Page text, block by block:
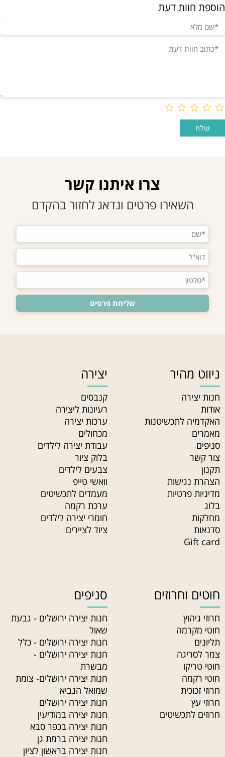
הוספת חוות דעת
צרו איתנו קשר
השאירו פרטים ונדאג לחזור בהקדם
ניווט מהיר
חנות יצירה
אודות
האקדמיה לתכשיטנות
מאמרים
סניפים
צור קשר
תקנון
הצהרת נגישות
מדיניות פרטיות
בלוג
מחלקות
סדנאות
Gift card
יצירה
קנבסים
רעיונות ליצירה
ערכות יצירה
מכחולים
עבודת יצירה לילדים
בלוק ציור
צבעים לילדים
וואשי טייפ
מעמדים לתכשיטים
ערכת רקמה
חומרי יצירה לילדים
ציוד לציירים
חוטים וחרוזים
חרוזי גיהוץ
חוטי מקרמה
תליונים
צמר לסריגה
חוטי טריקו
חוטי רקמה
חרוזי זכוכית
חרוזי עץ
חרוזים לתכשיטים
סניפים
חנות יצירה ירושלים - גבעת
שאול
חנות יצירה ירושלים - כלל
חנות יצירה ירושלים -
מבשרת
חנות יצירה ירושלים- צומת
שמואל הנביא
חנות יצירה ירושלים
חנות יצירה במודיעין
חנות יצירה בכפר סבא
חנות יצירה ברמת גן
חנות יצירה בראשון לציון